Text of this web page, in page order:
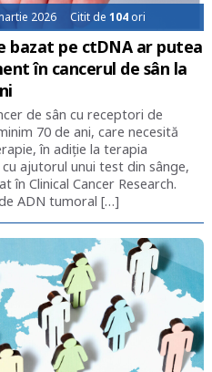
2026 Citit de104 ori
bazat pe ctDNA ar putea
în cancerul de sân la
de sân cu receptori de
70 de ani, care necesită
în adiţie la terapia
ajutorul unui test din sânge,
în Clinical Cancer Research.
ADN tumoral […]